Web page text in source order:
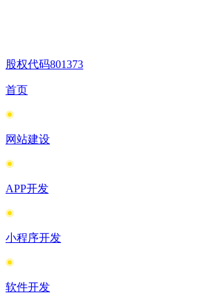
股权代码801373
首页
网站建设
APP开发
小程序开发
软件开发